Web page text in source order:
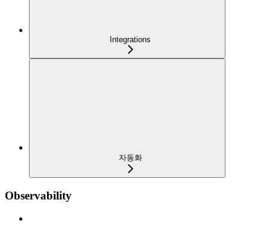
Integrations
자동화
Observability